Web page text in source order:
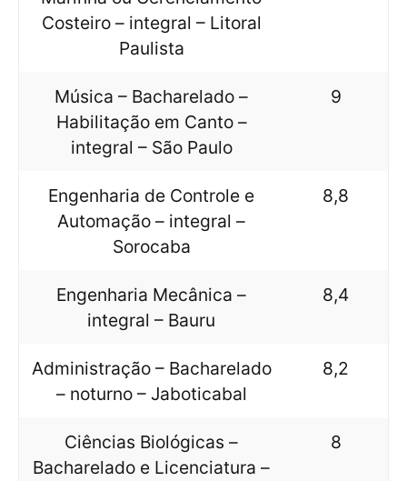
Costeiro – integral – Litoral
Paulista
Música – Bacharelado –
Habilitação em Canto –
integral – São Paulo
9
Engenharia de Controle e
Automação – integral –
Sorocaba
8,8
Engenharia Mecânica –
integral – Bauru
8,4
Administração – Bacharelado
– noturno – Jaboticabal
8,2
Ciências Biológicas –
Bacharelado e Licenciatura –
8